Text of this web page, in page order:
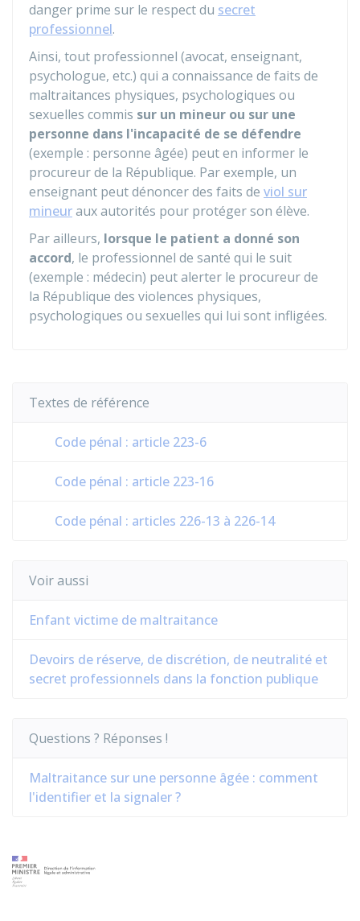
danger prime sur le respect du secret
professionnel.
Ainsi, tout professionnel (avocat, enseignant,
psychologue, etc.) qui a connaissance de faits de
maltraitances physiques, psychologiques ou
sexuelles commis sur un mineur ou sur une
personne dans l'incapacité de se défendre
(exemple : personne âgée) peut en informer le
procureur de la République. Par exemple, un
enseignant peut dénoncer des faits de viol sur
mineuraux autorités pour protéger son élève.
Par ailleurs, lorsque le patient a donné son
accord, le professionnel de santé qui le suit
(exemple : médecin) peut alerter le procureur de
la République des violences physiques,
psychologiques ou sexuelles qui lui sont infligées.
Textes de référence
Code pénal : article 223-6
Code pénal : article 223-16
Code pénal : articles 226-13 à 226-14
Voir aussi
Enfant victime de maltraitance
Devoirs de réserve, de discrétion, de neutralité et
secret professionnels dans la fonction publique
Questions ? Réponses !
Maltraitance sur une personne âgée : comment
l'identifier et la signaler ?